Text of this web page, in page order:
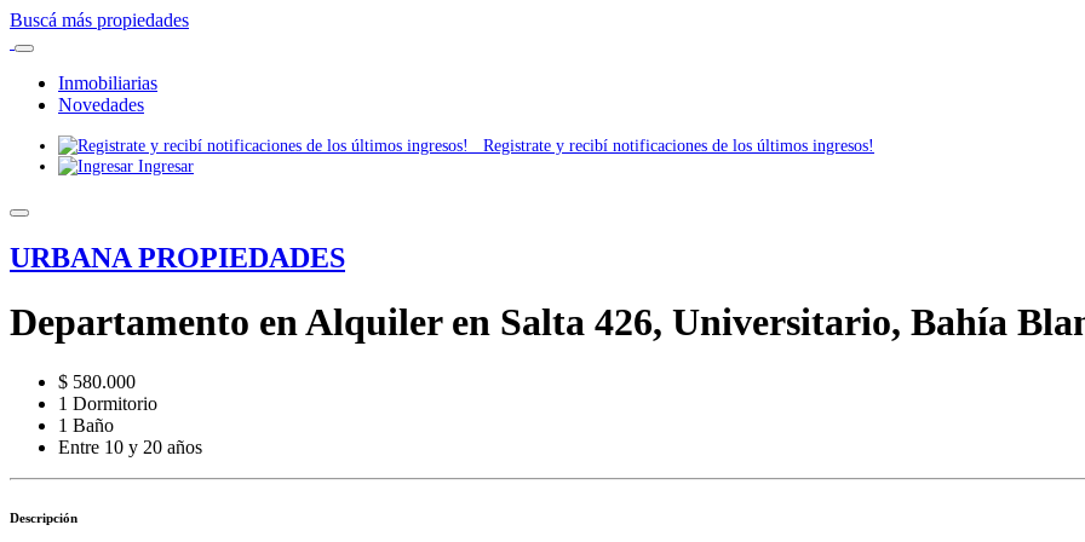
Buscá más propiedades
Inmobiliarias
Novedades
Registrate y recibí notificaciones de los últimos ingresos!
Ingresar
URBANA PROPIEDADES
Departamento en Alquiler en Salta 426, Universitario, Bahía
$ 580.000
1 Dormitorio
1 Baño
Entre 10 y 20 años
Descripción